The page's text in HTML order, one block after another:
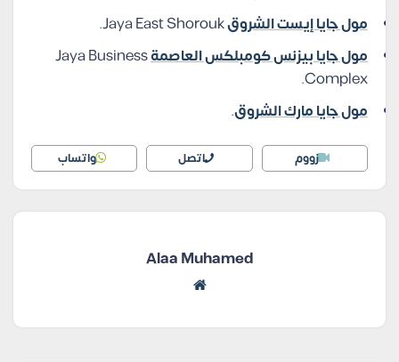
مول جايا إيست الشروق
مول جايا بيزنس كومبلكس العاصمةJaya Business
Complex.
مول جايا مارك الشروق.
زووم اتصل واتساب
Alaa Muhamed